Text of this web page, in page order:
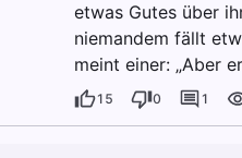
etwas Gutes über
niemandem fällt
meint einer: „Aber
15 0 1